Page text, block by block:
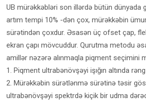
UB mürəkkəbləri son illərdə bütün dünyada
artım tempi 10% -dən çox, mürəkkəbin
sürətindən çoxdur. Əsasən üç ofset çap,
ekran çapı mövcuddur. Qurutma metodu
amillər nəzərə alınmaqla piqment seçimini
1. Piqment ultrabənövşəyi işığın altında
2. Mürəkkəbin sürətlənmə sürətinə təsir
ultrabənövşəyi spektrdə kiçik bir udma